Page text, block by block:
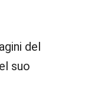
del
suo